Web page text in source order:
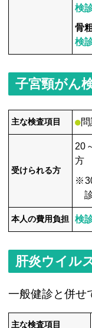
検
骨
検
子宮頸がん
主な検査項目 ●
受けられる方
20
方
本人の費用負担 検
肝炎ウイル
一般健診と併せ
主な検査項目